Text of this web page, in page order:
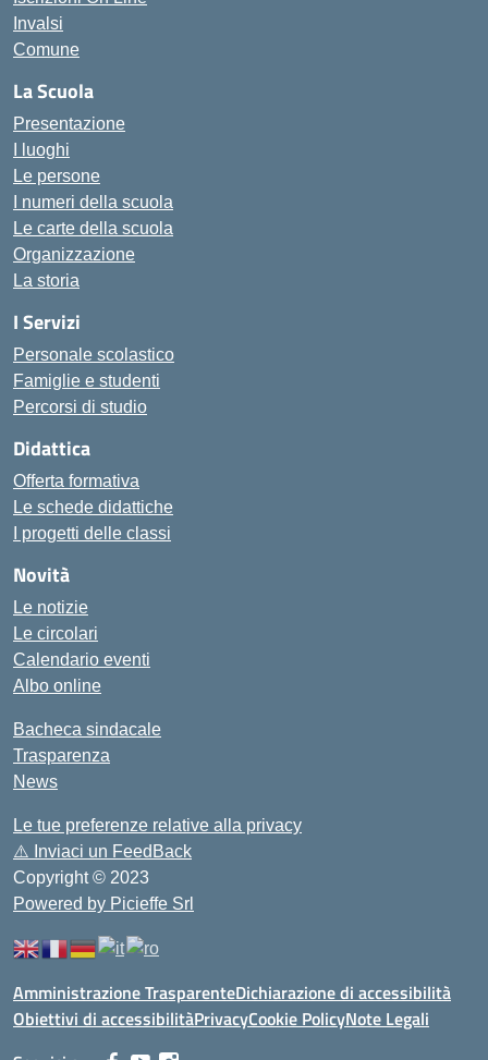
Invalsi
Comune
La Scuola
Presentazione
I luoghi
Le persone
I numeri della scuola
Le carte della scuola
Organizzazione
La storia
I Servizi
Personale scolastico
Famiglie e studenti
Percorsi di studio
Didattica
Offerta formativa
Le schede didattiche
I progetti delle classi
Novità
Le notizie
Le circolari
Calendario eventi
Albo online
Bacheca sindacale
Trasparenza
News
Le tue preferenze relative alla privacy
⚠️ Inviaci un FeedBack
Copyright © 2023
Powered by Picieffe Srl
Amministrazione TrasparenteDichiarazione di accessibilità
Obiettivi di accessibilitàPrivacyCookie PolicyNote Legali